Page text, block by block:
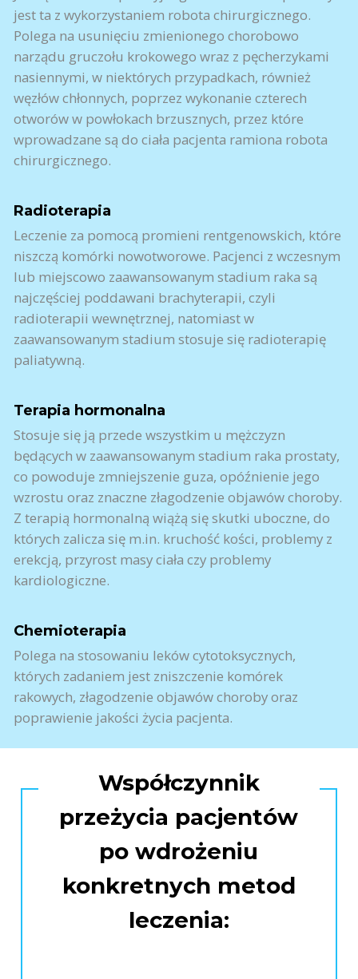
jest ta z wykorzystaniem robota chirurgicznego.
Polega na usunięciu zmienionego chorobowo
narządu gruczołu krokowego wraz z pęcherzykami
nasiennymi, w niektórych przypadkach, również
węzłów chłonnych, poprzez wykonanie czterech
otworów w powłokach brzusznych, przez które
wprowadzane są do ciała pacjenta ramiona robota
chirurgicznego.
Radioterapia
Leczenie za pomocą promieni rentgenowskich, które
niszczą komórki nowotworowe. Pacjenci z wczesnym
lub miejscowo zaawansowanym stadium raka są
najczęściej poddawani brachyterapii, czyli
radioterapii wewnętrznej, natomiast w
zaawansowanym stadium stosuje się radioterapię
paliatywną.
Terapia hormonalna
Stosuje się ją przede wszystkim u mężczyzn
będących w zaawansowanym stadium raka prostaty,
co powoduje zmniejszenie guza, opóźnienie jego
wzrostu oraz znaczne złagodzenie objawów choroby.
Z terapią hormonalną wiążą się skutki uboczne, do
których zalicza się m.in. kruchość kości, problemy z
erekcją, przyrost masy ciała czy problemy
kardiologiczne.
Chemioterapia
Polega na stosowaniu leków cytotoksycznych,
których zadaniem jest zniszczenie komórek
rakowych, złagodzenie objawów choroby oraz
poprawienie jakości życia pacjenta.
Współczynnik
przeżycia pacjentów
po wdrożeniu
konkretnych metod
leczenia: